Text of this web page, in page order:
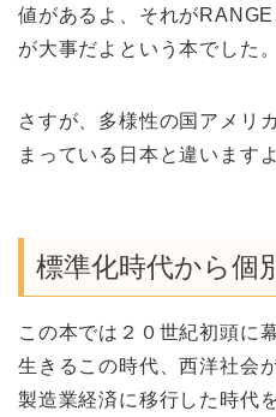
値があるよ、それが
が大事だよという本でした。
さすが、多様性の国アメリ
まっている日本と違いますよ
標準化時代から個
この本では２０世紀初頭に
生きるこの時代、西洋社会
製造業経済に移行した時代